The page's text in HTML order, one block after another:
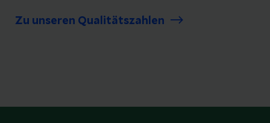
Zu unseren Qualitätszahlen